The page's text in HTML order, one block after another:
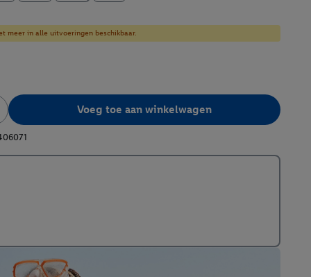
meer in alle uitvoeringen beschikbaar.
Voeg toe aan winkelwagen